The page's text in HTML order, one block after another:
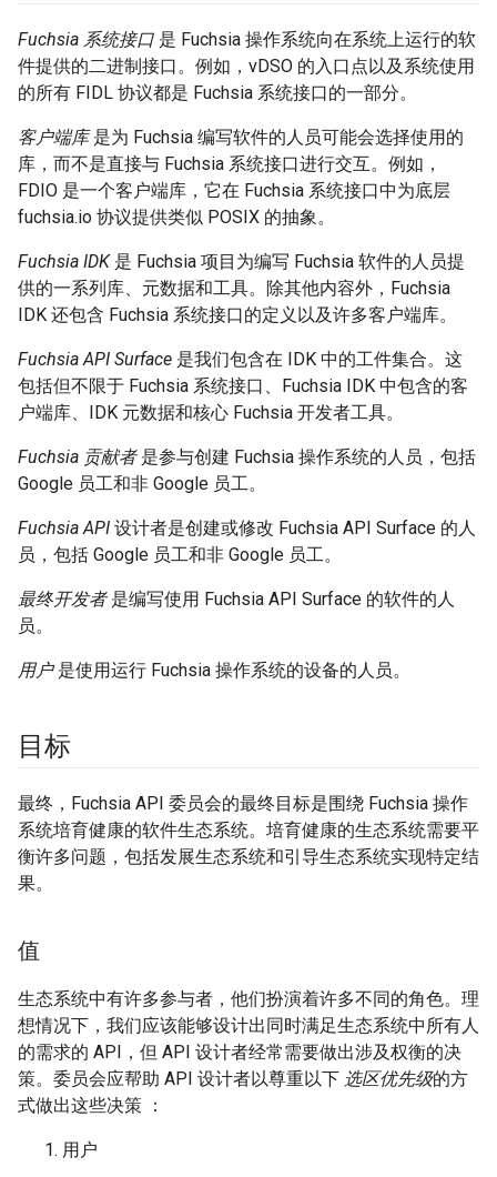
Fuchsia 系统接口 是 Fuchsia 操作系统向在系统上运行的软
件提供的二进制接口。例如，vDSO 的入口点以及系统使用
的所有 FIDL 协议都是 Fuchsia 系统接口的一部分。
客户端库是为 Fuchsia 编写软件的人员可能会选择使用的
库，而不是直接与 Fuchsia 系统接口进行交互。例如，
FDIO 是一个客户端库，它在 Fuchsia 系统接口中为底层
fuchsia.io 协议提供类似 POSIX 的抽象。
Fuchsia IDK是 Fuchsia 项目为编写 Fuchsia 软件的人员提
供的一系列库、元数据和工具。除其他内容外，Fuchsia
IDK 还包含 Fuchsia 系统接口的定义以及许多客户端库。
Fuchsia API Surface 是我们包含在 IDK 中的工件集合。这
包括但不限于 Fuchsia 系统接口、Fuchsia IDK 中包含的客
户端库、IDK 元数据和核心 Fuchsia 开发者工具。
Fuchsia 贡献者是参与创建 Fuchsia 操作系统的人员，包括
Google 员工和非 Google 员工。
Fuchsia API 设计者是创建或修改 Fuchsia API Surface 的人
员，包括 Google 员工和非 Google 员工。
最终开发者是编写使用 Fuchsia API Surface 的软件的人
员。
用户是使用运行 Fuchsia 操作系统的设备的人员。
目标
最终，Fuchsia API 委员会的最终目标是围绕 Fuchsia 操作
系统培育健康的软件生态系统。培育健康的生态系统需要平
衡许多问题，包括发展生态系统和引导生态系统实现特定结
果。
值
生态系统中有许多参与者，他们扮演着许多不同的角色。理
想情况下，我们应该能够设计出同时满足生态系统中所有人
的需求的 API，但 API 设计者经常需要做出涉及权衡的决
策。委员会应帮助 API 设计者以尊重以下 选区优先级的方
式做出这些决策 ：
用户